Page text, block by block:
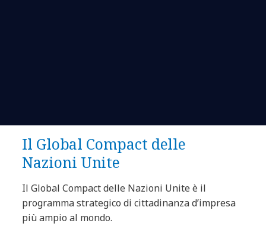
Il Global Compact delle
Nazioni Unite
Il Global Compact delle Nazioni Unite è il
programma strategico di cittadinanza d’impresa
più ampio al mondo.